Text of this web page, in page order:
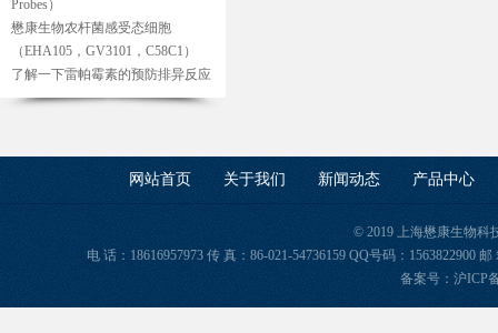
Probes）
懋康生物农杆菌感受态细胞
（EHA105，GV3101，C58C1）
了解一下雷帕霉素的预防排异反应
网站首页 关于我们 新闻动态 产品中心
© 2019 上海懋康生物科
电 话：18616957973 传 真：86-021-54736159 QQ号码：1563822900
备案号： 沪ICP